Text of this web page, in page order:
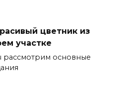
цветник из
участке
рассмотрим основные